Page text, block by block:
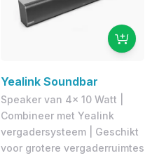
Yealink Soundbar
Speaker van 4x 10 Watt |
Combineer met Yealink
vergadersysteem | Geschikt
voor grotere vergaderruimtes